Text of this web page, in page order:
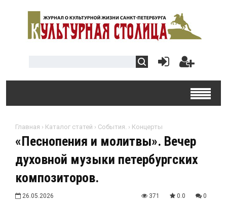
Главная › Каталог статей › События. › Концерты
«Песнопения и молитвы». Вечер
духовной музыки петербургских
композиторов.
26.05.2026 371 0.0 0